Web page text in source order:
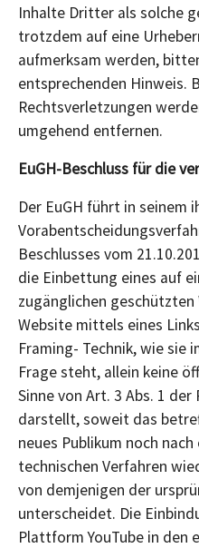
Inhalte Dritter als solche
trotzdem auf eine
aufmerksam werden,
entsprechenden Hinweis.
Rechtsverletzungen
umgehend entfernen.
EuGH-Beschluss für die
Der EuGH führt in seinem
Beschlusses vom
die Einbettung eines auf
zugänglichen geschützten
Website mittels eines
Framing- Technik, wie sie
Frage steht, allein keine
Sinne von Art. 3 Abs. 1
darstellt, soweit das
neues Publikum noch
technischen Verfahren
von demjenigen der
unterscheidet. Die
Plattform YouTube in